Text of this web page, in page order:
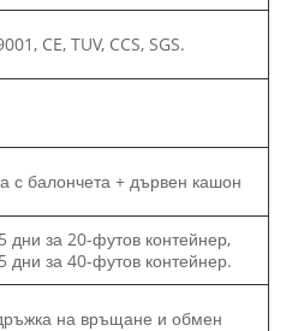
CE, TUV, CCS, SGS.
с балончета + дървен кашон
дни за 20-футов контейнер,
дни за 40-футов контейнер.
на връщане и обмен